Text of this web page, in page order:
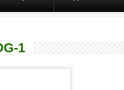
1